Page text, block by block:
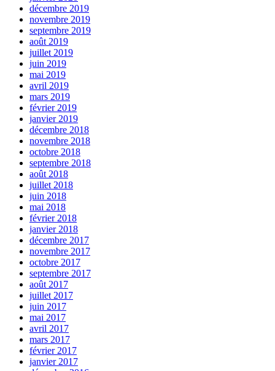
décembre 2019
novembre 2019
septembre 2019
août 2019
juillet 2019
juin 2019
mai 2019
avril 2019
mars 2019
février 2019
janvier 2019
décembre 2018
novembre 2018
octobre 2018
septembre 2018
août 2018
juillet 2018
juin 2018
mai 2018
février 2018
janvier 2018
décembre 2017
novembre 2017
octobre 2017
septembre 2017
août 2017
juillet 2017
juin 2017
mai 2017
avril 2017
mars 2017
février 2017
janvier 2017